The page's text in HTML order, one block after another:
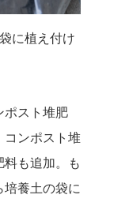
に植え付け
ポスト堆肥
コンポスト堆
料も追加。も
培養土の袋に